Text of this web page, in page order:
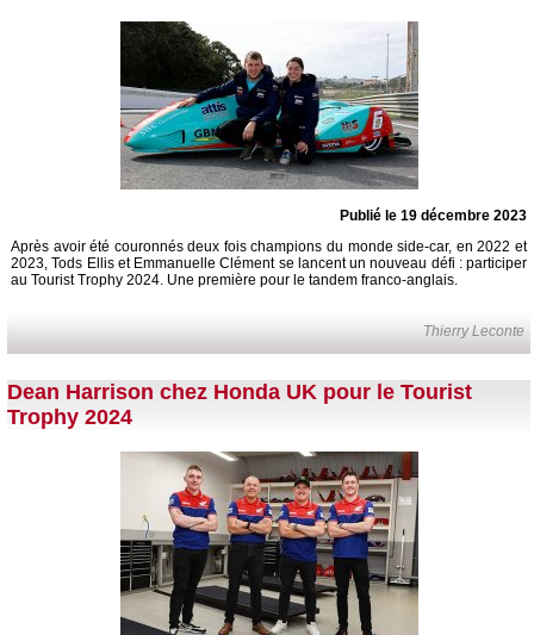
Publié le 19 décembre 2023
Après avoir été couronnés deux fois champions du monde side-car, en 2022 et
2023, Tods Ellis et Emmanuelle Clément se lancent un nouveau défi : participer
au Tourist Trophy 2024. Une première pour le tandem franco-anglais.
Thierry Leconte
Dean Harrison chez Honda UK pour le Tourist
Trophy 2024